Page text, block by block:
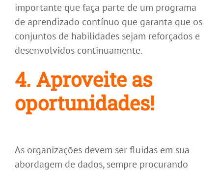
importante que faça parte de um programa
de aprendizado contínuo que garanta que os
conjuntos de habilidades sejam reforçados e
desenvolvidos continuamente.
4. Aproveite as
oportunidades!
As organizações devem ser fluidas em sua
abordagem de dados, sempre procurando